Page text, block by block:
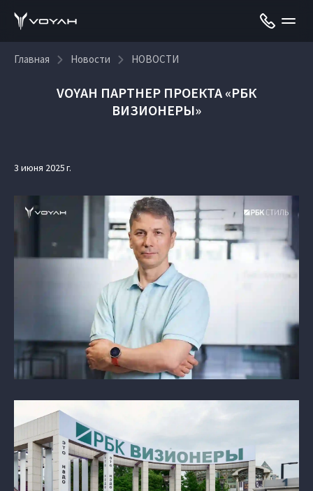
Главная Новости НОВОСТИ
VOYAH ПАРТНЕР ПРОЕКТА «РБК
ВИЗИОНЕРЫ»
3 июня 2025 г.